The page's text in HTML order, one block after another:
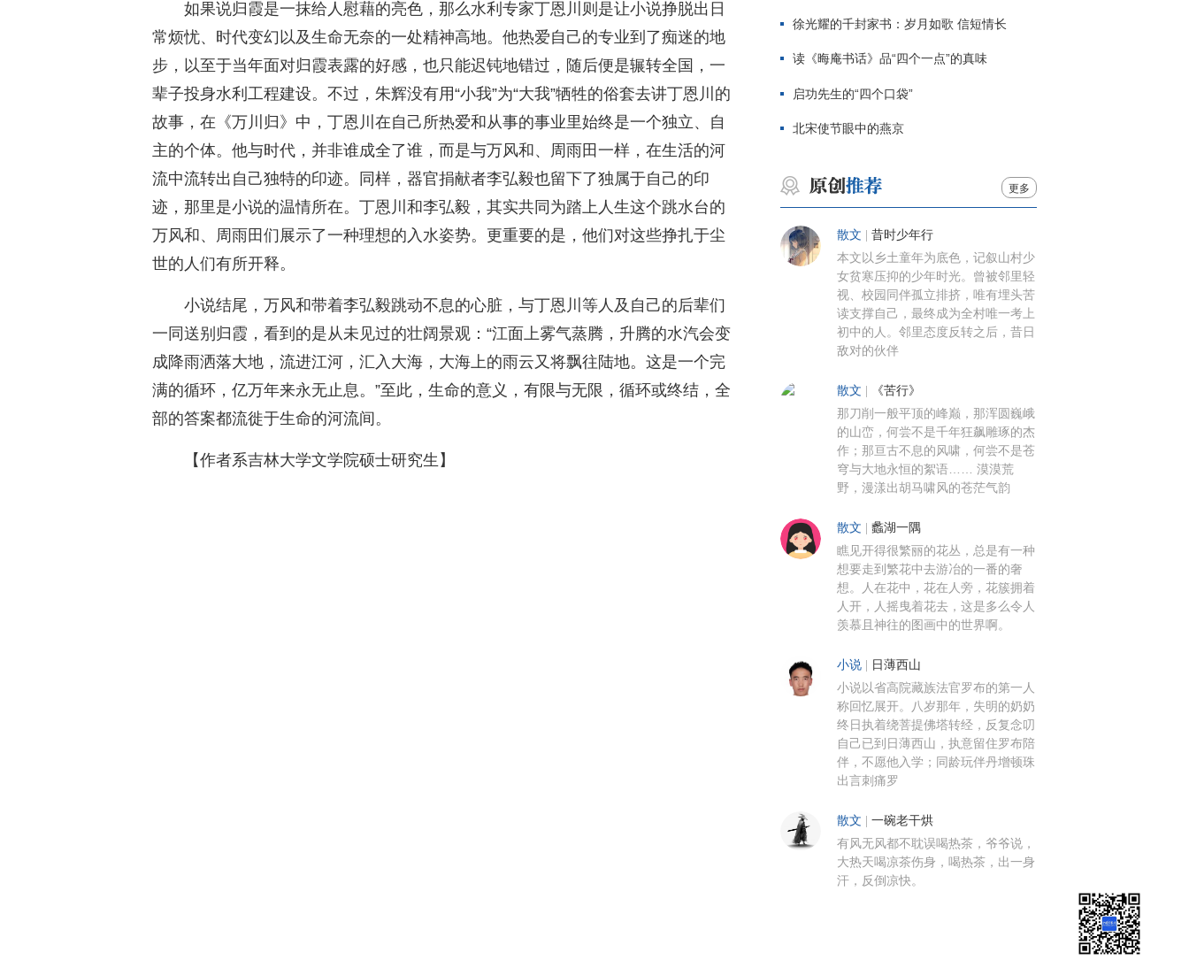
如果说归霞是一抹给人慰藉的亮色，那么水利专家丁恩川则是让小说挣脱出日
常烦忧、时代变幻以及生命无奈的一处精神高地。他热爱自己的专业到了痴迷的地
步，以至于当年面对归霞表露的好感，也只能迟钝地错过，随后便是辗转全国，一
辈子投身水利工程建设。不过，朱辉没有用“小我”为“大我”牺牲的俗套去讲丁恩川的
故事，在《万川归》中，丁恩川在自己所热爱和从事的事业里始终是一个独立、自
主的个体。他与时代，并非谁成全了谁，而是与万风和、周雨田一样，在生活的河
流中流转出自己独特的印迹。同样，器官捐献者李弘毅也留下了独属于自己的印
迹，那里是小说的温情所在。丁恩川和李弘毅，其实共同为踏上人生这个跳水台的
万风和、周雨田们展示了一种理想的入水姿势。更重要的是，他们对这些挣扎于尘
世的人们有所开释。
小说结尾，万风和带着李弘毅跳动不息的心脏，与丁恩川等人及自己的后辈们
一同送别归霞，看到的是从未见过的壮阔景观：“江面上雾气蒸腾，升腾的水汽会变
成降雨洒落大地，流进江河，汇入大海，大海上的雨云又将飘往陆地。这是一个完
满的循环，亿万年来永无止息。”至此，生命的意义，有限与无限，循环或终结，全
部的答案都流徙于生命的河流间。
【作者系吉林大学文学院硕士研究生】
徐光耀的千封家书：岁月如歌 信短情长
读《晦庵书话》品“四个一点”的真味
启功先生的“四个口袋”
北宋使节眼中的燕京
更多
散文 昔时少年行
本文以乡土童年为底色，记叙山村少
女贫寒压抑的少年时光。曾被邻里轻
视、校园同伴孤立排挤，唯有埋头苦
读支撑自己，最终成为全村唯一考上
初中的人。邻里态度反转之后，昔日
敌对的伙伴
散文 《苦行》
那刀削一般平顶的峰巅，那浑圆巍峨
的山峦，何尝不是千年狂飙雕琢的杰
作；那亘古不息的风啸，何尝不是苍
穹与大地永恒的絮语…… 漠漠荒
野，漫漾出胡马啸风的苍茫气韵
散文 蠡湖一隅
瞧见开得很繁丽的花丛，总是有一种
想要走到繁花中去游冶的一番的奢
想。人在花中，花在人旁，花簇拥着
人开，人摇曳着花去，这是多么令人
羡慕且神往的图画中的世界啊。
小说 日薄西山
小说以省高院藏族法官罗布的第一人
称回忆展开。八岁那年，失明的奶奶
终日执着绕菩提佛塔转经，反复念叨
自己已到日薄西山，执意留住罗布陪
伴，不愿他入学；同龄玩伴丹增顿珠
出言刺痛罗
散文 一碗老干烘
有风无风都不耽误喝热茶，爷爷说，
大热天喝凉茶伤身，喝热茶，出一身
汗，反倒凉快。